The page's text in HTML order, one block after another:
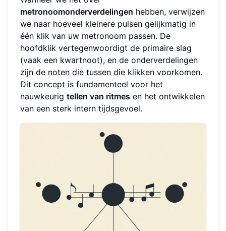
metronoomonderverdelingen hebben, verwijzen
we naar hoeveel kleinere pulsen gelijkmatig in
één klik van uw metronoom passen. De
hoofdklik vertegenwoordigt de primaire slag
(vaak een kwartnoot), en de onderverdelingen
zijn de noten die tussen die klikken voorkomen.
Dit concept is fundamenteel voor het
nauwkeurig tellen van ritmes en het ontwikkelen
van een sterk intern tijdsgevoel.